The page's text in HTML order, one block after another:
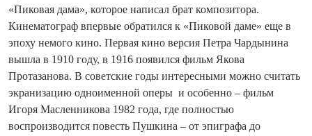
«Пиковая дама», которое написал брат композитора.
Кинематограф впервые обратился к «Пиковой даме» еще в
эпоху немого кино. Первая кино версия Петра Чардынина
вышла в 1910 году, в 1916 появился фильм Якова
Протазанова. В советские годы интересными можно считать
экранизацию одноименной оперы и особенно – фильм
Игоря Масленникова 1982 года, где полностью
воспроизводится повесть Пушкина – от эпиграфа до